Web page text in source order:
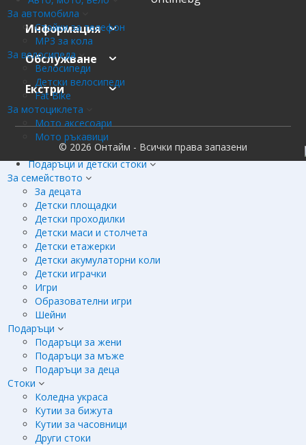
За автомобила
Стойки за телефон
MP3 за кола
За велосипеда
Велосипеди
Детски велосипеди
Fat Bike
За мотоциклета
Мото аксесоари
Мото ръкавици
Подаръци и детски стоки
За семейството
За децата
Детски площадки
Детски проходилки
Детски маси и столчета
Детски етажерки
Детски акумулаторни коли
Детски играчки
Игри
Образователни игри
Шейни
Подаръци
Подаръци за жени
Подаръци за мъже
Подаръци за деца
Стоки
Коледна украса
Кутии за бижута
Кутии за часовници
Други стоки
Информация
Обслужване
Екстри
© 2026 Онтайм - Всички права запазени